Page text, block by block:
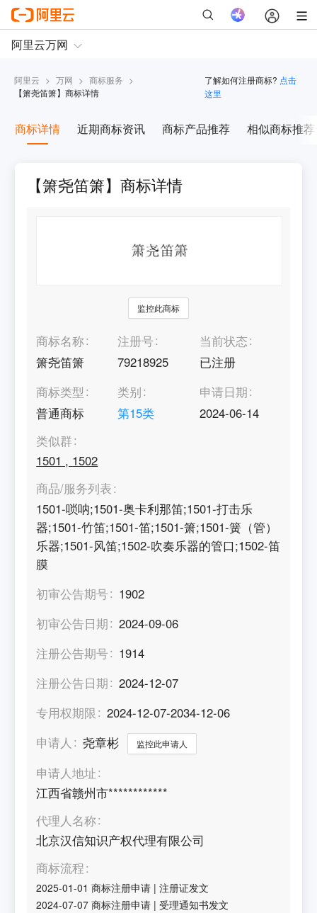
阿里云 > 万网 > 商标服务 >
【箫尧笛箫】商标详情
了解如何注册商标? 点击
这里
商标详情 近期商标资讯 商标产品推荐 相似商标推荐
【箫尧笛箫】商标详情
监控此商标
商标名称
箫尧笛箫
注册号
79218925
当前状态
已注册
商标类型
普通商标
类别
第15类
申请日期
2024-06-14
类似群
1501 , 1502
商品/服务列表
1501-唢呐;1501-奥卡利那笛;1501-打击乐
器;1501-竹笛;1501-笛;1501-箫;1501-簧（管）
乐器;1501-风笛;1502-吹奏乐器的管口;1502-笛
膜
初审公告期号
1902
初审公告日期
2024-09-06
注册公告期号
1914
注册公告日期
2024-12-07
专用权期限
2024-12-07-2034-12-06
申请人
尧章彬 监控此申请人
申请人地址
江西省赣州市************
代理人名称
北京汉信知识产权代理有限公司
商标流程
2025-01-01 商标注册申请 |注册证发文
2024-07-07 商标注册申请 |受理通知书发文